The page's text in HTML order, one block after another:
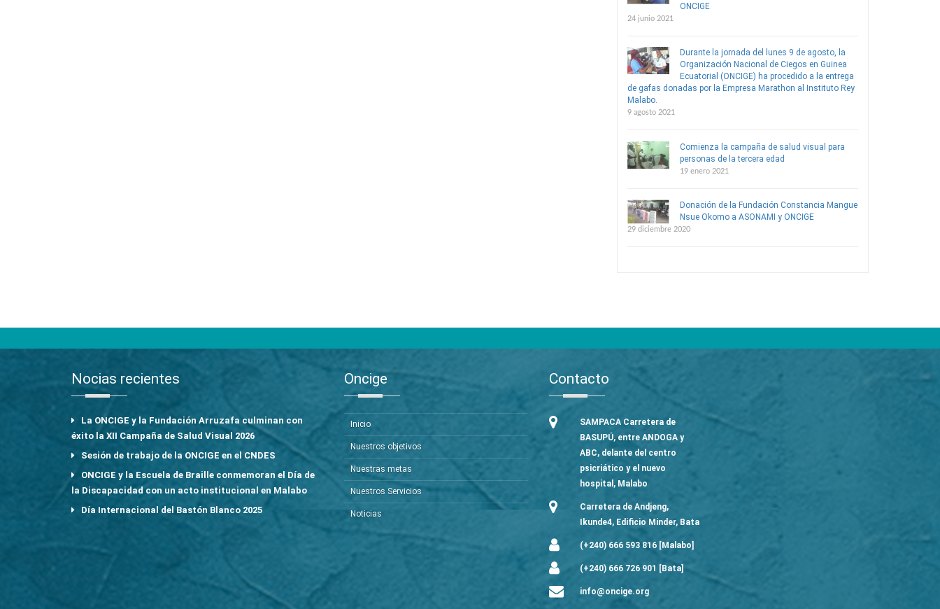
ONCIGE
24 junio 2021
Durante la jornada del lunes 9 de agosto, la
Organización Nacional de Ciegos en Guinea
Ecuatorial (ONCIGE) ha procedido a la entrega
de gafas donadas por la Empresa Marathon al Instituto Rey
Malabo.
9 agosto 2021
Comienza la campaña de salud visual para
personas de la tercera edad
19 enero 2021
Donación de la Fundación Constancia Mangue
Nsue Okomo a ASONAMI y ONCIGE
29 diciembre 2020
Nocias recientes
La ONCIGE y la Fundación Arruzafa culminan con
éxito la XII Campaña de Salud Visual 2026
Sesión de trabajo de la ONCIGE en el CNDES
ONCIGE y la Escuela de Braille conmemoran el Día de
la Discapacidad con un acto institucional en Malabo
Día Internacional del Bastón Blanco 2025
Oncige
Inicio
Nuestros objetivos
Nuestras metas
Nuestros Servicios
Noticias
Contacto
SAMPACA Carretera de
BASUPÚ, entre ANDOGA y
ABC, delante del centro
psicriático y el nuevo
hospital, Malabo
Carretera de Andjeng,
Ikunde4, Edificio Minder, Bata
(+240) 666 593 816 [Malabo]
(+240) 666 726 901 [Bata]
info@oncige.org